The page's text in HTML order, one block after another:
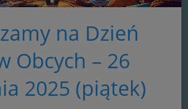
na Dzień
Obcych – 26
2025 (piątek)